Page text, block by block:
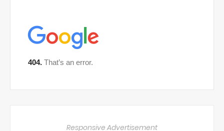
Responsive Advertisement